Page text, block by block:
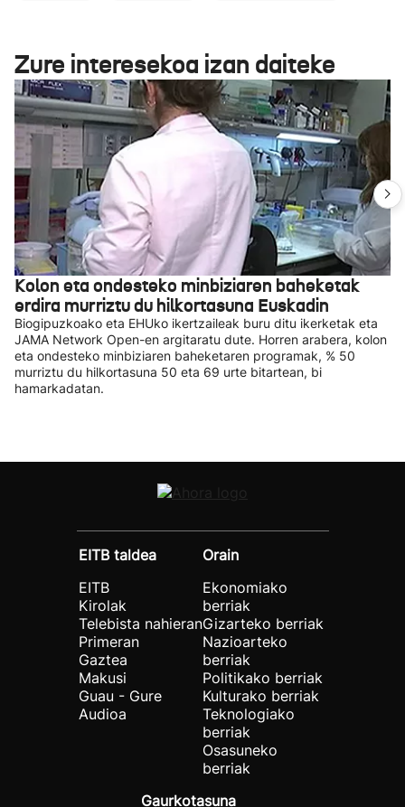
Zure interesekoa izan daiteke
Kolon eta ondesteko minbiziaren baheketak
erdira murriztu du hilkortasuna Euskadin
Biogipuzkoako eta EHUko ikertzaileak buru ditu ikerketak eta
JAMA Network Open-en argitaratu dute. Horren arabera, kolon
eta ondesteko minbiziaren baheketaren programak, % 50
murriztu du hilkortasuna 50 eta 69 urte bitartean, bi
hamarkadatan.
EITB taldea
EITB
Kirolak
Telebista nahieran
Primeran
Gaztea
Makusi
Guau - Gure
Audioa
Orain
Ekonomiako
berriak
Gizarteko berriak
Nazioarteko
berriak
Politikako berriak
Kulturako berriak
Teknologiako
berriak
Osasuneko
berriak
Gaurkotasuna